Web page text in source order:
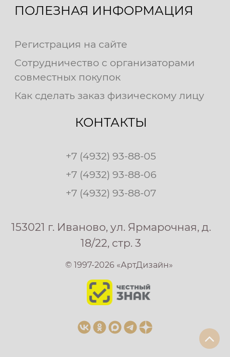
ПОЛЕЗНАЯ ИНФОРМАЦИЯ
Регистрация на сайте
Сотрудничество с организаторами
совместных покупок
Как сделать заказ физическому лицу
КОНТАКТЫ
+7 (4932) 93-88-05
+7 (4932) 93-88-06
+7 (4932) 93-88-07
153021 г. Иваново, ул. Ярмарочная, д.
18/22, стр. 3
© 1997-2026 «АртДизайн»